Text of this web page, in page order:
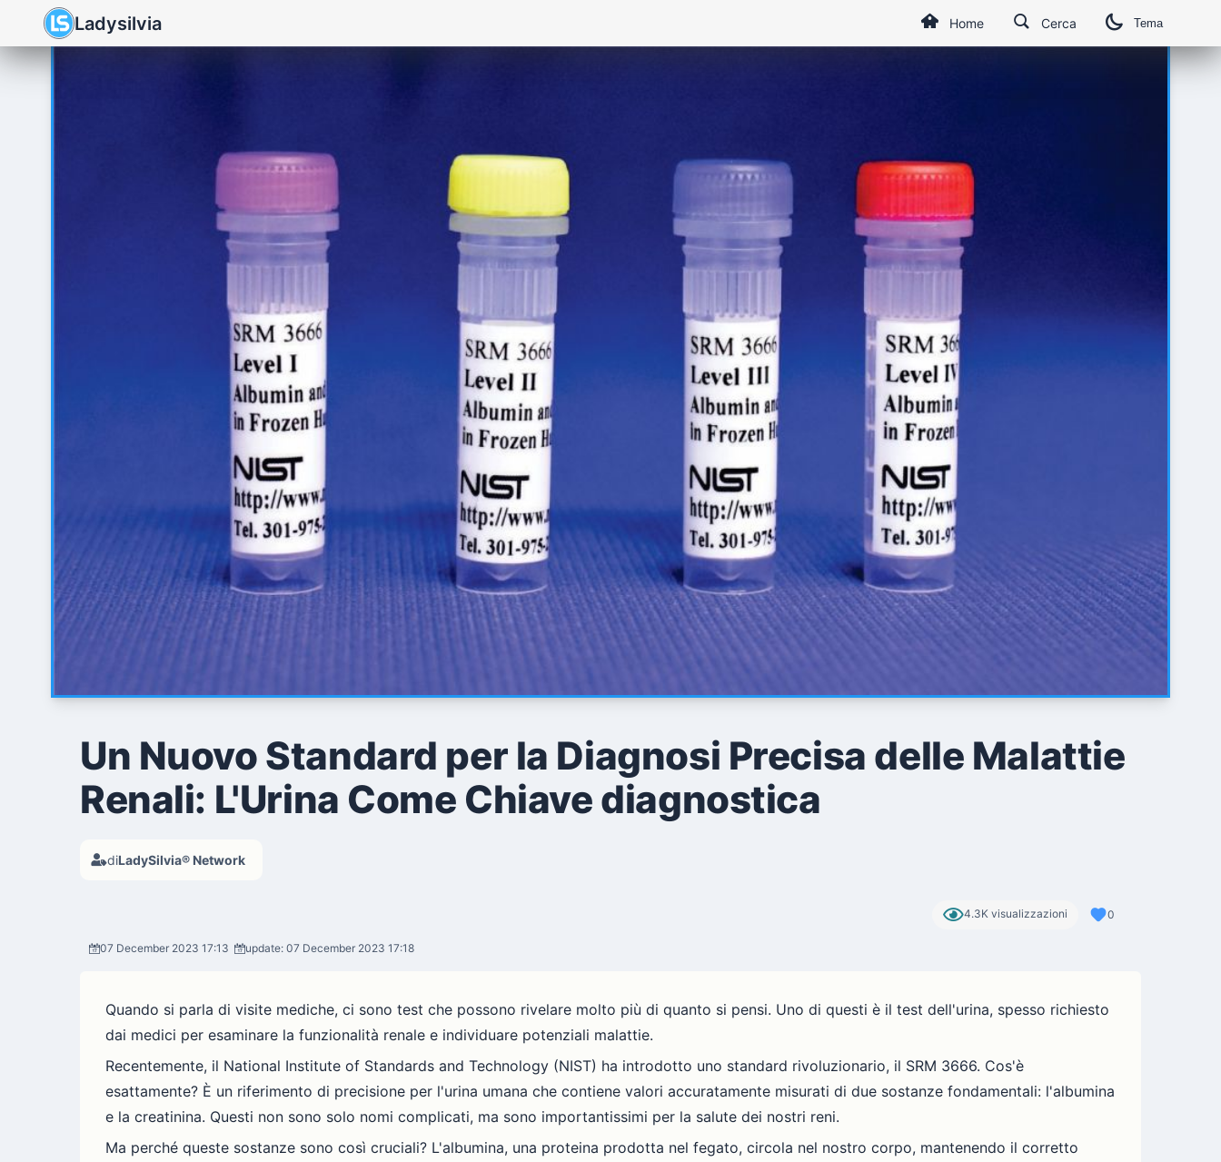
Ladysilvia Home Cerca Tema
Un Nuovo Standard per la Diagnosi Precisa delle Malattie
Renali: L'Urina Come Chiave diagnostica
diLadySilvia® Network
4.3K visualizzazioni 0
07 December 2023 17:13 update: 07 December 2023 17:18
Quando si parla di visite mediche, ci sono test che possono rivelare molto più di quanto si pensi. Uno di questi è il test dell'urina, spesso richiesto
dai medici per esaminare la funzionalità renale e individuare potenziali malattie.
Recentemente, il National Institute of Standards and Technology (NIST) ha introdotto uno standard rivoluzionario, il SRM 3666. Cos'è
esattamente? È un riferimento di precisione per l'urina umana che contiene valori accuratamente misurati di due sostanze fondamentali: l'albumina
e la creatinina. Questi non sono solo nomi complicati, ma sono importantissimi per la salute dei nostri reni.
Ma perché queste sostanze sono così cruciali? L'albumina, una proteina prodotta nel fegato, circola nel nostro corpo, mantenendo il corretto